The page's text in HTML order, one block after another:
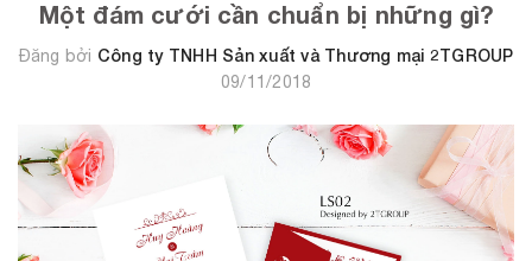
Một đám cưới cần chuẩn bị những gì?
Đăng bởi Công ty TNHH Sản xuất và Thương mại 2TGROUP
09/11/2018